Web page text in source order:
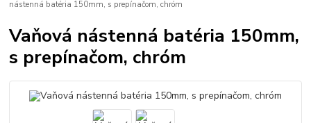
nástenná batéria 150mm, s prepínačom, chróm
Vaňová nástenná batéria 150mm,
s prepínačom, chróm